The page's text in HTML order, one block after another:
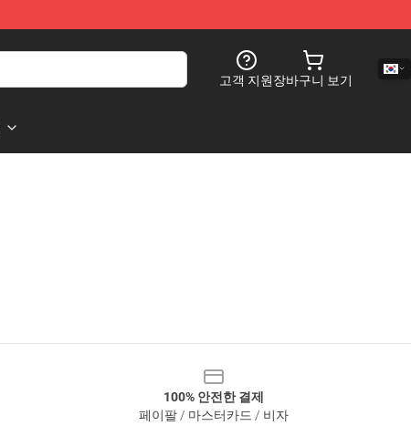
고객 지원장바구니 보기
100% 안전한 결제
페이팔 / 마스터카드 / 비자